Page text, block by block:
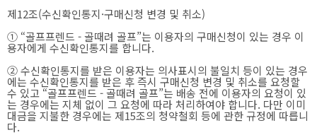
제12조(수신확인통지·구매신청 변경 및 취소)
① “골프프렌드 - 골때려 골프”는 이용자의 구매신청이 있는 경우 이
용자에게 수신확인통지를 합니다.
② 수신확인통지를 받은 이용자는 의사표시의 불일치 등이 있는 경우
에는 수신확인통지를 받은 후 즉시 구매신청 변경 및 취소를 요청할
수 있고 “골프프렌드 - 골때려 골프”는 배송 전에 이용자의 요청이 있
는 경우에는 지체 없이 그 요청에 따라 처리하여야 합니다. 다만 이미
대금을 지불한 경우에는 제15조의 청약철회 등에 관한 규정에 따릅니
다.